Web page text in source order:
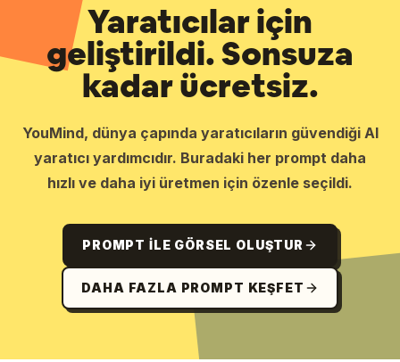
Yaratıcılar için
geliştirildi. Sonsuza
kadar ücretsiz.
YouMind, dünya çapında yaratıcıların güvendiği AI
yaratıcı yardımcıdır. Buradaki her prompt daha
hızlı ve daha iyi üretmen için özenle seçildi.
PROMPT ILE GÖRSEL OLUŞTUR
DAHA FAZLA PROMPT KEŞFET